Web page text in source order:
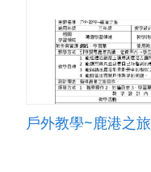
戶外教學~鹿港之旅